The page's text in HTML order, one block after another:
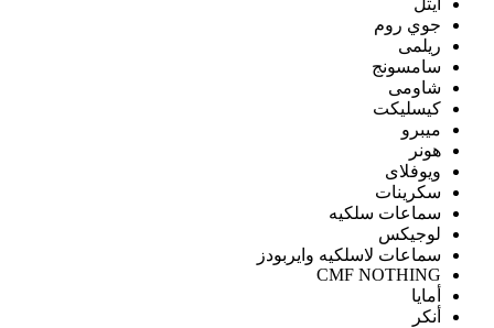
ايتل
جوي روم
ريلمى
سامسونج
شاومى
كيسليكت
ميبرو
هونر
ويوفلاى
سكرينات
سماعات سلكيه
لوجيكس
سماعات لاسلكيه وايربودز
CMF NOTHING
أمايا
أنكر